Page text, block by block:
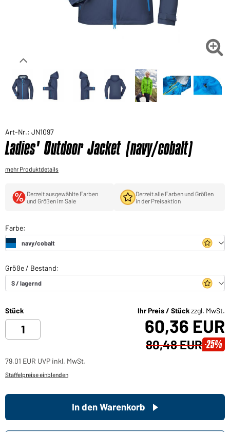
Sie möchten gerne für Ihren privaten Bedarf

Art-Nr.: JN1097
Ladies' Outdoor Jacket (navy/cobalt)
mehr Produktdetails
Derzeit ausgewählte Farben
und Größen im Sale
Derzeit alle Farben und Größen
in der Preisaktion
Stück Ihr Preis / Stückzzgl. MwSt.
60,36 EUR
80,48 EUR -25%
79,01 EUR UVP inkl. MwSt.
Staffelpreise einblenden
In den Warenkorb